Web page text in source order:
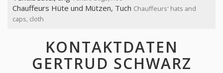
Chauffeurs Hüte und Mützen, Tuch Chauffeurs' hats and
caps, cloth
KONTAKTDATEN
GERTRUD SCHWARZ